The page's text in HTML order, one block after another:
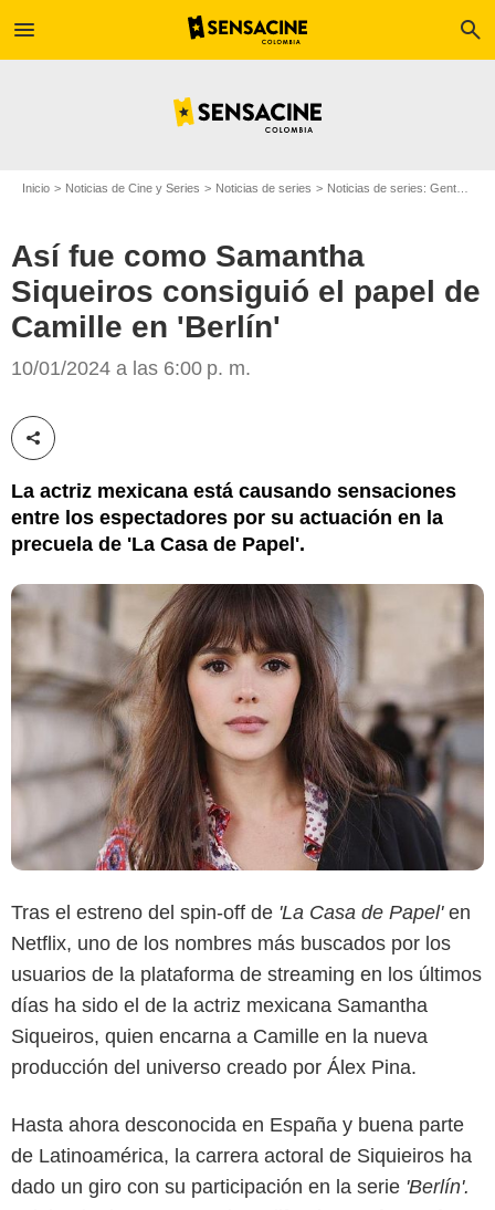
menu search
Inicio Noticias de Cine y Series Noticias de series Noticias de series: Gente
Así fue como Samantha
Siqueiros consiguió el papel de
Camille en 'Berlín'
10/01/2024 a las 6:00 p. m.
Compartir esta noticia
La actriz mexicana está causando sensaciones
entre los espectadores por su actuación en la
precuela de 'La Casa de Papel'.
Google
Tras el estreno del spin-off de 'La Casa de Papel' en
Netflix, uno de los nombres más buscados por los
usuarios de la plataforma de streaming en los últimos
días ha sido el de la actriz mexicana Samantha
Siqueiros, quien encarna a Camille en la nueva
producción del universo creado por Álex Pina.
Hasta ahora desconocida en España y buena parte
de Latinoamérica, la carrera actoral de Siquieiros ha
dado un giro con su participación en la serie 'Berlín'.
Netflix